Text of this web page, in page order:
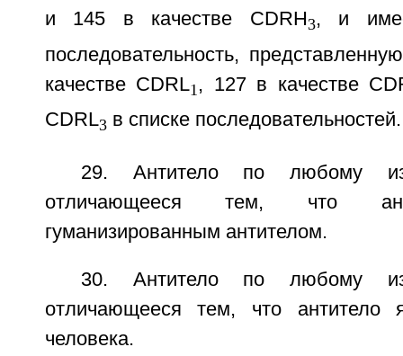
и 145 в качестве CDRH3, и
последовательность,
качестве CDRL1 , 127 в качестве
CDRL3 в списке последовательностей.
29. Антитело по любому
отличающееся тем, что
гуманизированным антителом.
30. Антитело по любому
отличающееся тем, что антитело
человека.